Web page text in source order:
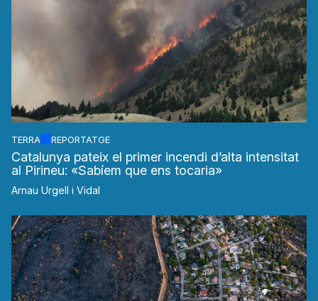
TERRA REPORTATGE
Catalunya pateix el primer incendi d’alta intensitat
al Pirineu: «Sabíem que ens tocaria»
Arnau Urgell i Vidal